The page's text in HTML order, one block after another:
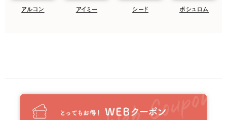
アルコン アイミー シード ボシュロム